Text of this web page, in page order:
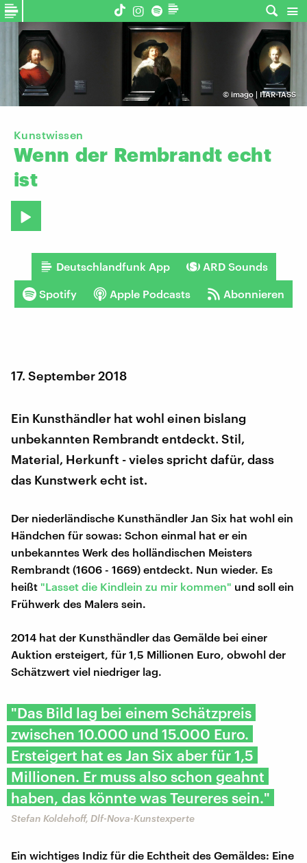
© imago | ITAR-TASS
Kunstwissen
Wenn der Rembrandt echt
ist
Deutschlandfunk App ARD Sounds
Spotify Apple Podcasts Abonnieren
17. September 2018
Ein Kunsthändler hat wohl einen bislang
unbekannten Rembrandt entdeckt. Stil,
Material, Herkunft - vieles spricht dafür, dass
das Kunstwerk echt ist.
Der niederländische Kunsthändler Jan Six hat wohl ein
Händchen für sowas: Schon einmal hat er ein
unbekanntes Werk des holländischen Meisters
Rembrandt (1606 - 1669) entdeckt. Nun wieder. Es
heißt "Lasset die Kindlein zu mir kommen" und soll ein
Frühwerk des Malers sein.
2014 hat der Kunsthändler das Gemälde bei einer
Auktion ersteigert, für 1,5 Millionen Euro, obwohl der
Schätzwert viel niedriger lag.
"Das Bild lag bei einem Schätzpreis
zwischen 10.000 und 15.000 Euro.
Ersteigert hat es Jan Six aber für 1,5
Millionen. Er muss also schon geahnt
haben, das könnte was Teureres sein."
Stefan Koldehoff, Dlf-Nova-Kunstexperte
Ein wichtiges Indiz für die Echtheit des Gemäldes: Eine